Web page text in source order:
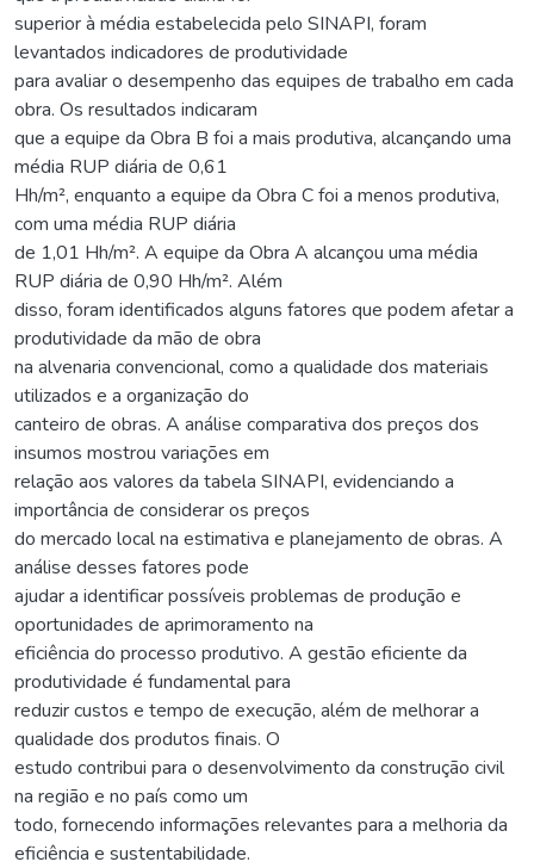
superior à média estabelecida pelo SINAPI, foram
levantados indicadores de produtividade
para avaliar o desempenho das equipes de trabalho em cada
obra. Os resultados indicaram
que a equipe da Obra B foi a mais produtiva, alcançando uma
média RUP diária de 0,61
Hh/m², enquanto a equipe da Obra C foi a menos produtiva,
com uma média RUP diária
de 1,01 Hh/m². A equipe da Obra A alcançou uma média
RUP diária de 0,90 Hh/m². Além
disso, foram identificados alguns fatores que podem afetar a
produtividade da mão de obra
na alvenaria convencional, como a qualidade dos materiais
utilizados e a organização do
canteiro de obras. A análise comparativa dos preços dos
insumos mostrou variações em
relação aos valores da tabela SINAPI, evidenciando a
importância de considerar os preços
do mercado local na estimativa e planejamento de obras. A
análise desses fatores pode
ajudar a identificar possíveis problemas de produção e
oportunidades de aprimoramento na
eficiência do processo produtivo. A gestão eficiente da
produtividade é fundamental para
reduzir custos e tempo de execução, além de melhorar a
qualidade dos produtos finais. O
estudo contribui para o desenvolvimento da construção civil
na região e no país como um
todo, fornecendo informações relevantes para a melhoria da
eficiência e sustentabilidade.